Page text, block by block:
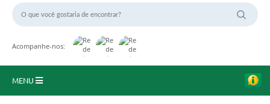
Acompanhe-nos:
MENU